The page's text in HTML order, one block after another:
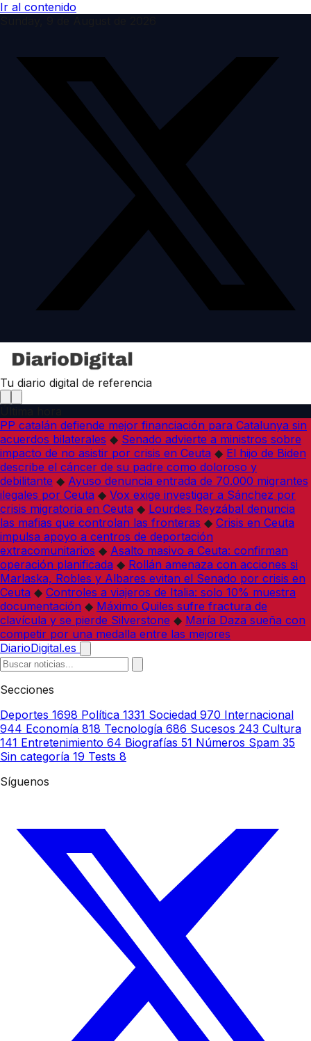
Ir al contenido
Tu diario digital de referencia
PP catalán defiende mejor financiación para Catalunya sin
acuerdos bilaterales ◆ Senado advierte a ministros sobre
impacto de no asistir por crisis en Ceuta ◆ El hijo de Biden
describe el cáncer de su padre como doloroso y
debilitante ◆ Ayuso denuncia entrada de 70.000 migrantes
ilegales por Ceuta ◆ Vox exige investigar a Sánchez por
crisis migratoria en Ceuta ◆ Lourdes Reyzábal denuncia
las mafias que controlan las fronteras ◆ Crisis en Ceuta
impulsa apoyo a centros de deportación
extracomunitarios ◆ Asalto masivo a Ceuta: confirman
operación planificada ◆ Rollán amenaza con acciones si
Marlaska, Robles y Albares evitan el Senado por crisis en
Ceuta ◆ Controles a viajeros de Italia: solo 10% muestra
documentación ◆ Máximo Quiles sufre fractura de
clavícula y se pierde Silverstone ◆ María Daza sueña con
competir por una medalla entre las mejores
DiarioDigital.es
Secciones
Deportes 1698 Política 1331 Sociedad 970 Internacional
944 Economía 818 Tecnología 686 Sucesos 243 Cultura
141 Entretenimiento 64 Biografías 51 Números Spam 35
Sin categoría 19 Tests 8
Síguenos